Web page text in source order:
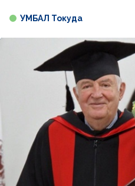
УМБАЛ Токуда